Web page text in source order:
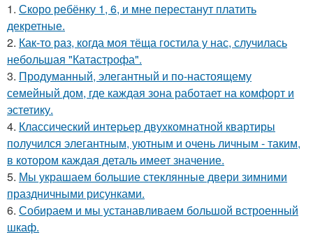
1. Скоро ребёнку 1, 6, и мне перестанут платить
декретные.
2. Как-то раз, когда моя тёща гостила у нас, случилась
небольшая "Катастрофа".
3. Продуманный, элегантный и по-настоящему
семейный дом, где каждая зона работает на комфорт и
эстетику.
4. Классический интерьер двухкомнатной квартиры
получился элегантным, уютным и очень личным - таким,
в котором каждая деталь имеет значение.
5. Мы украшаем большие стеклянные двери зимними
праздничными рисунками.
6. Собираем и мы устанавливаем большой встроенный
шкаф.